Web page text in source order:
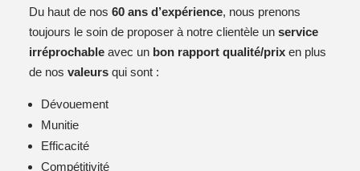
Du haut de nos 60 ans d’expérience, nous prenons
toujours le soin de proposer à notre clientèle un service
irréprochableavec un bon rapport qualité/prixen plus
de nos valeursqui sont :
Dévouement
Munitie
Efficacité
Compétitivité